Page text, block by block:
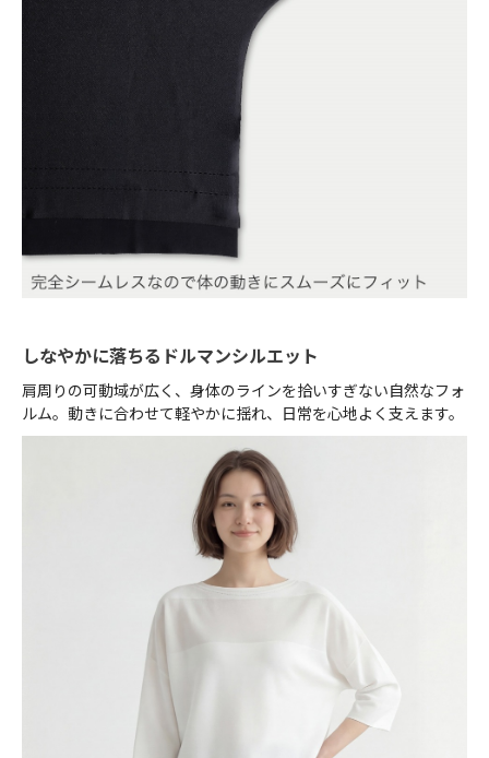
しなやかに落ちるドルマンシルエット
肩周りの可動域が広く、身体のラインを拾いすぎない自然なフォ
ルム。動きに合わせて軽やかに揺れ、日常を心地よく支えます。